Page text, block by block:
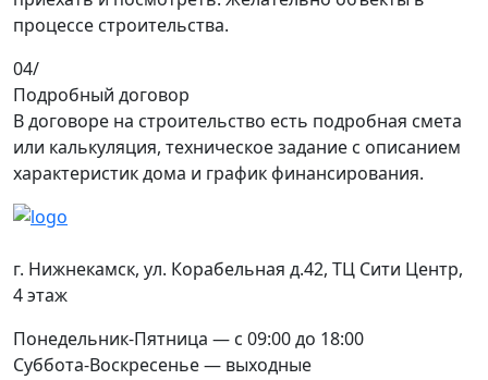
процессе строительства.
04/
Подробный договор
В договоре на строительство есть подробная смета
или калькуляция, техническое задание с описанием
характеристик дома и график финансирования.
г. Нижнекамск, ул. Корабельная д.42, ТЦ Сити Центр,
4 этаж
Понедельник-Пятница — с 09:00 до 18:00
Суббота-Воскресенье — выходные